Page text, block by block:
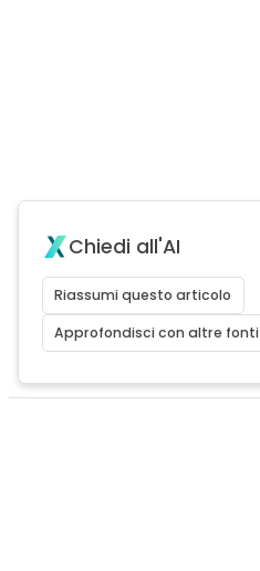
Chiedi all'AI
Riassumi questo articolo
Approfondisci con altre fonti